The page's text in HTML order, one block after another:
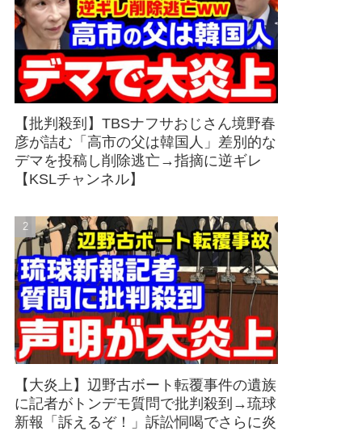
【批判殺到】TBSナフサおじさん境野春
彦が詰む「高市の父は韓国人」差別的な
デマを投稿し削除逃亡→指摘に逆ギレ
【KSLチャンネル】
【大炎上】辺野古ボート転覆事件の遺族
に記者がトンデモ質問で批判殺到→琉球
新報「訴えるぞ！」訴訟恫喝でさらに炎